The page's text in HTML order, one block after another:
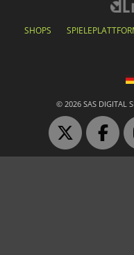
SHOPS
© 2026 SAS DIGITAL